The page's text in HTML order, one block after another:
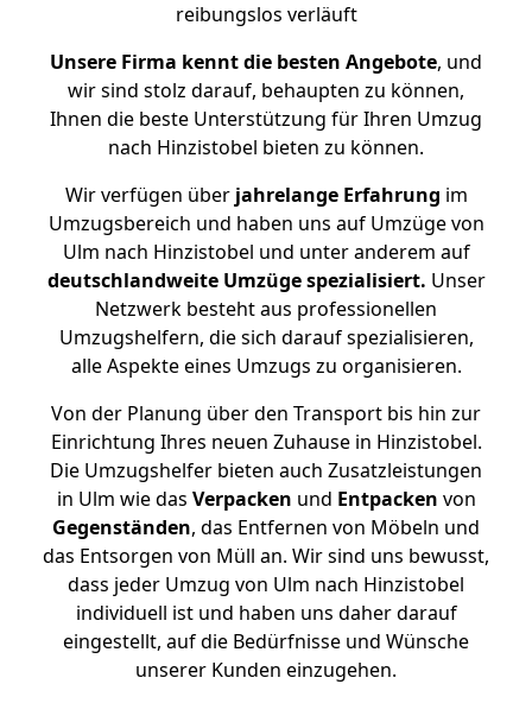
reibungslos verläuft
Unsere Firma kennt die besten Angebote, und
wir sind stolz darauf, behaupten zu können,
Ihnen die beste Unterstützung für Ihren Umzug
nach Hinzistobel bieten zu können.
Wir verfügen überjahrelange Erfahrung im
Umzugsbereich und haben uns auf Umzüge von
Ulm nach Hinzistobel und unter anderem auf
deutschlandweite Umzüge spezialisiert. Unser
Netzwerk besteht aus professionellen
Umzugshelfern, die sich darauf spezialisieren,
alle Aspekte eines Umzugs zu organisieren.
Von der Planung über den Transport bis hin zur
Einrichtung Ihres neuen Zuhause in Hinzistobel.
Die Umzugshelfer bieten auch Zusatzleistungen
in Ulm wie das Verpacken und Entpacken von
Gegenständen, das Entfernen von Möbeln und
das Entsorgen von Müll an. Wir sind uns bewusst,
dass jeder Umzug von Ulm nach Hinzistobel
individuell ist und haben uns daher darauf
eingestellt, auf die Bedürfnisse und Wünsche
unserer Kunden einzugehen.